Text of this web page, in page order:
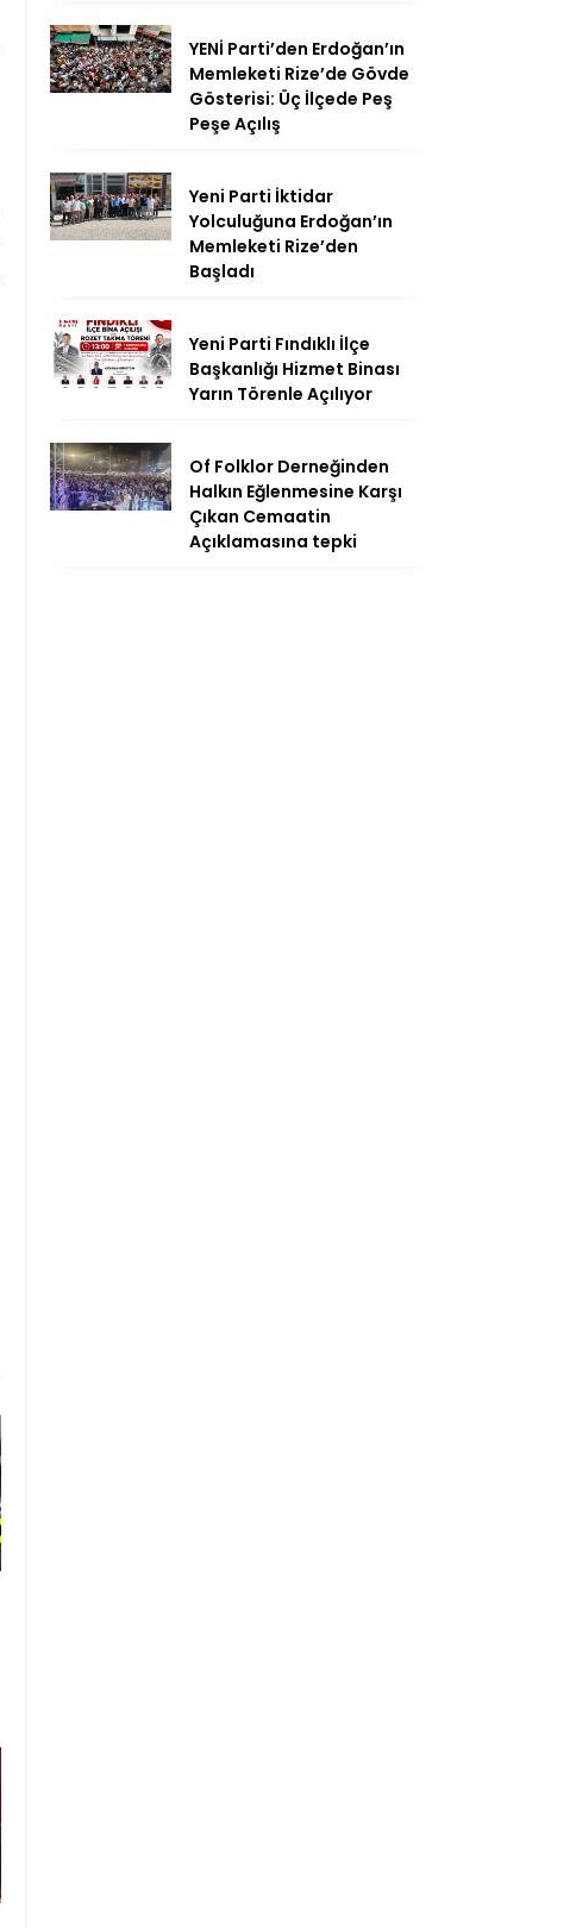
YENİ Parti’den Erdoğan’ın
Memleketi Rize’de Gövde
Gösterisi: Üç İlçede Peş
Peşe Açılış
Yeni Parti İktidar
Yolculuğuna Erdoğan’ın
Memleketi Rize’den
Başladı
Yeni Parti Fındıklı İlçe
Başkanlığı Hizmet Binası
Yarın Törenle Açılıyor
Of Folklor Derneğinden
Halkın Eğlenmesine Karşı
Çıkan Cemaatin
Açıklamasına tepki